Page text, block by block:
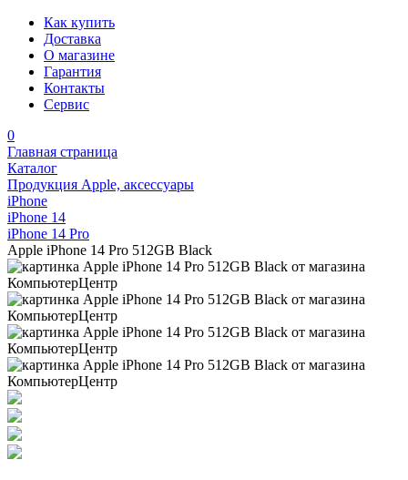
Как купить
Доставка
О магазине
Гарантия
Контакты
Сервис
0
Главная страница
Каталог
Продукция Apple, аксессуары
iPhone
iPhone 14
iPhone 14 Pro
Apple iPhone 14 Pro 512GB Black